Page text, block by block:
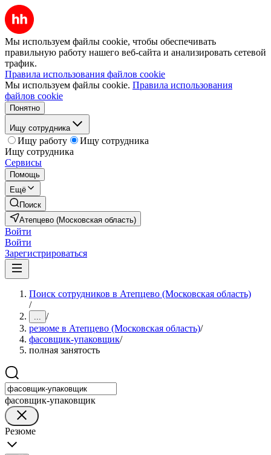
Мы используем файлы cookie, чтобы обеспечивать
правильную работу нашего веб-сайта и анализировать сетевой
трафик.
Правила использования файлов cookie
Мы используем файлы cookie. Правила использования
файлов cookie
Понятно
Ищу сотрудника
Ищу работу
Ищу сотрудника
Ищу сотрудника
Сервисы
Помощь
Ещё
Поиск
Атепцево (Московская область)
Войти
Войти
Зарегистрироваться
Поиск сотрудников в Атепцево (Московская область)
/
... /
резюме в Атепцево (Московская область)/
фасовщик-упаковщик/
полная занятость
фасовщик-упаковщик
Резюме